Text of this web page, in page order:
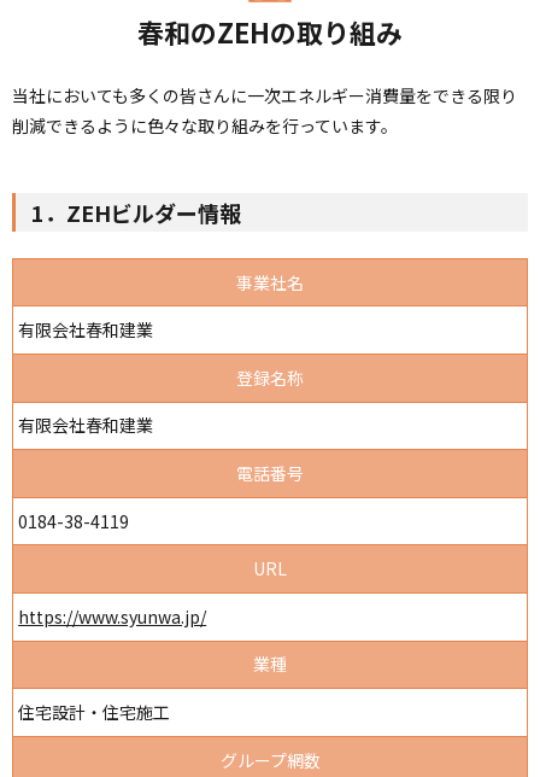
春和のZEHの取り組み
当社においても多くの皆さんに一次エネルギー消費量をできる限り
削減できるように色々な取り組みを行っています。
1．ZEHビルダー情報
事業社名
有限会社春和建業
登録名称
有限会社春和建業
電話番号
0184-38-4119
URL
https://www.syunwa.jp/
業種
住宅設計・住宅施工
グループ網数